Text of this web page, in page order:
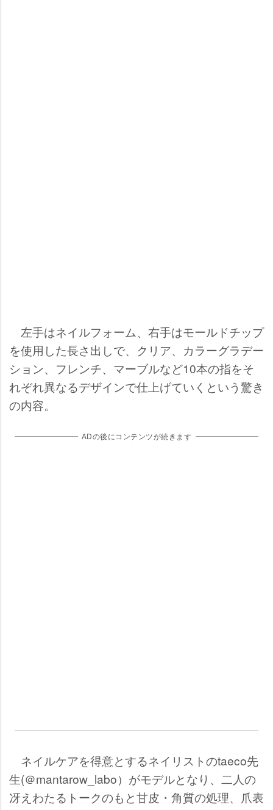
左手はネイルフォーム、右手はモールドチップ
を使用した長さ出しで、クリア、カラーグラデー
ション、フレンチ、マーブルなど10本の指をそ
れぞれ異なるデザインで仕上げていくという驚き
の内容。
ADの後にコンテンツが続きます
ネイルケアを得意とするネイリストのtaeco先
生(＠mantarow_labo）がモデルとなり、二人の
冴えわたるトークのもと甘皮・角質の処理、爪表